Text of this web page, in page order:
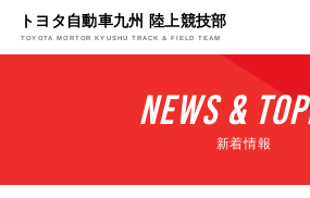
トヨタ自動車九州 陸上競技部
TOYOTA MORTOR KYUSHU TRACK & FIELD TEAM
NEWS &
新着情報